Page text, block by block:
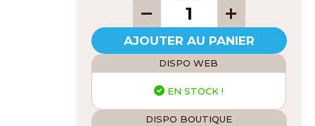
AJOUTER AU PANIER
DISPO WEB
EN STOCK !
DISPO BOUTIQUE